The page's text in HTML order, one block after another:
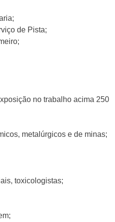
de Pista;
no trabalho acima 250
metalúrgicos e de minas;
toxicologistas;